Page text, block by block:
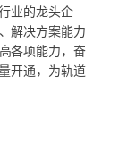
业的龙头企
解决方案能力
各项能力，奋
开通，为轨道